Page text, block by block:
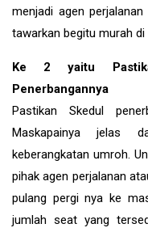
menjadi agen
tawarkan begitu murah di
Ke 2 yaitu
Penerbangannya
Pastikan Skedul
Maskapainya jelas
keberangkatan umroh.
pihak agen perjalanan
pulang pergi nya ke
jumlah seat yang